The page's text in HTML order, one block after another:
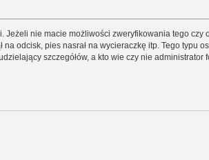
Jeżeli nie macie możliwości zweryfikowania tego czy
odcisk, pies nasrał na wycieraczkę itp. Tego typu
szczegółów, a kto wie czy nie administrator